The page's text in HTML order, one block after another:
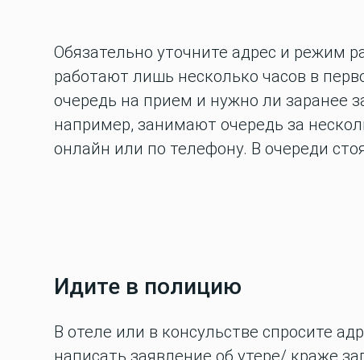
Обязательно уточните адрес и режим
работают лишь несколько часов в
очередь на прием и нужно ли заранее
например, занимают очередь за
онлайн или по телефону. В очереди
Идите в полицию
В отеле или в консульстве спросите
написать заявление об утере/ краже